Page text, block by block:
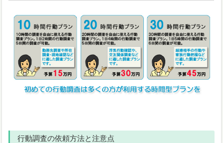
行動調査の依頼方法と注意点